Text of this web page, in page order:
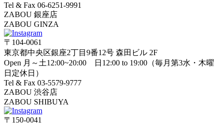
Tel & Fax 06-6251-9991
ZABOU 銀座店
ZABOU GINZA
〒104-0061
東京都中央区銀座2丁目9番12号 森田ビル 2F
Open 月～土12:00~20:00 日12:00 to 19:00（毎月第3水・木曜
日定休日）
Tel & Fax 03-5579-9777
ZABOU 渋谷店
ZABOU SHIBUYA
〒150-0041